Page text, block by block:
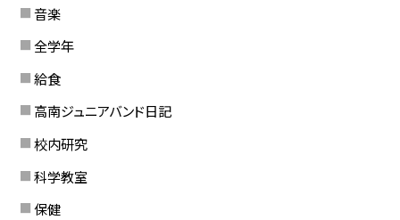
音楽
全学年
給食
高南ジュニアバンド日記
校内研究
科学教室
保健